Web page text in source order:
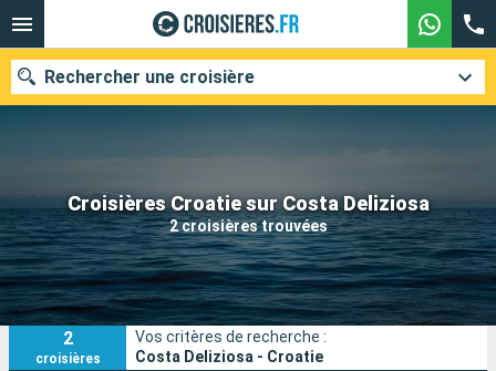
Croisières Croatie sur Costa Deliziosa
2 croisières trouvées
Rechercher une croisière
Nos destinations
Mois de départ
Ports Compagnies
Rechercher
2
croisières
Vos critères de recherche :
Costa Deliziosa - Croatie